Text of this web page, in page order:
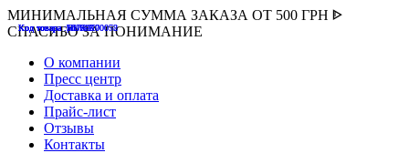
МИНИМАЛЬНАЯ СУММА ЗАКАЗА ОТ 500 ГРН ᐈ
СПАСИБО ЗА ПОНИМАНИЕ
О компании
Пресс центр
Доставка и оплата
Прайс-лист
Отзывы
Контакты
Код товара :507000
Код товара :HUK-K00058
Код товара :Т075177
Код товара :pnsv12
Код товара :HUK-K00072